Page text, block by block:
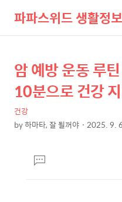
파파스위드 생활정보
상
세
컨
텐
본
문
제
목
암 예방 운동 루
10분으로 건강
건강
by하마타, 잘 될꺼야 2025. 9.
댓
글